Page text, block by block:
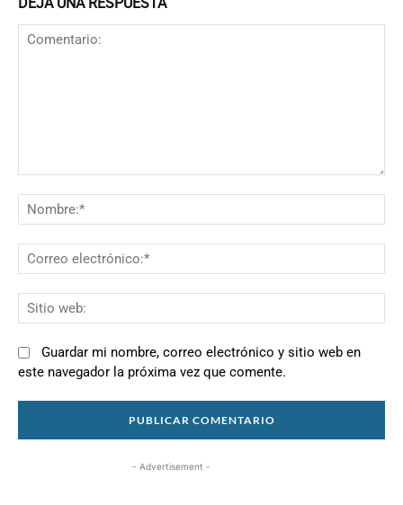
Guardar mi nombre, correo electrónico y sitio web en
este navegador la próxima vez que comente.
- Advertisement -